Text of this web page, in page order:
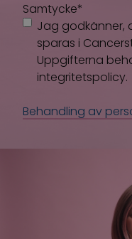
Samtycke*
Jag godkänner,
sparas i
Uppgifterna
integritetspolicy.
Behandling av